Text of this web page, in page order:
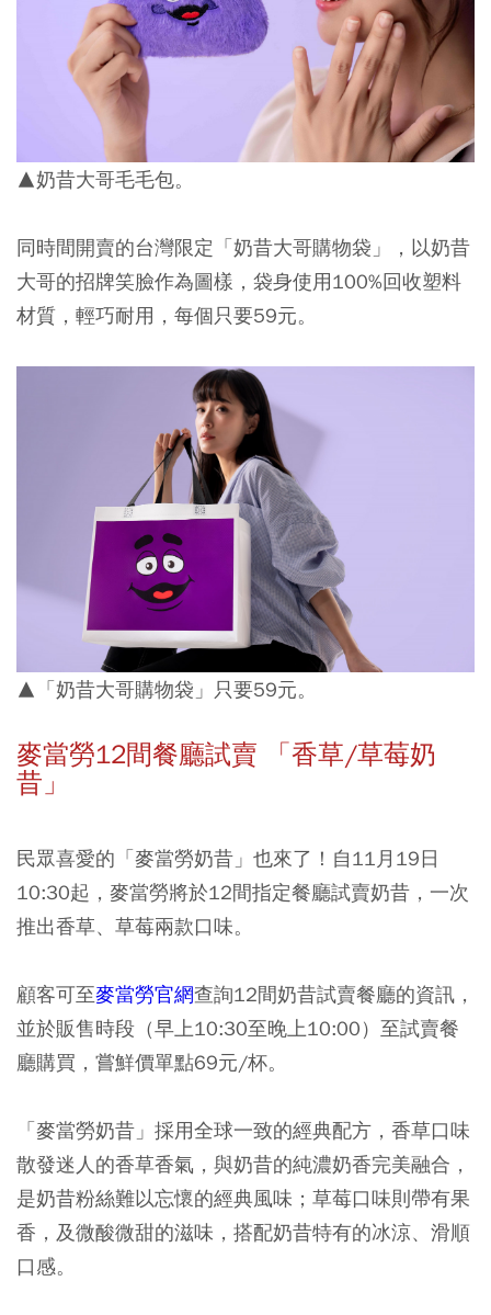
▲奶昔大哥毛毛包。
同時間開賣的台灣限定「奶昔大哥購物袋」
，以奶昔
大哥的招牌笑臉作為圖樣，袋身使用100%回收塑料
材質，輕巧耐用，每個只要59元。
▲「奶昔大哥購物袋」只要59元。
麥當勞12間餐廳試賣 「香草/草莓奶
昔」
民眾喜愛的「麥當勞奶昔」也來了！自11月19日
10:30起，麥當勞將於12間指定餐廳試賣奶昔，一次
推出香草、草莓兩款口味。
顧客可至麥當勞官網查詢12間奶昔試賣餐廳的資訊，
並於販售時段（早上10:30至晚上10:00）至試賣餐
廳購買，嘗鮮價單點69元/杯。
「麥當勞奶昔」採用全球一致的經典配方，香草口味
散發迷人的香草香氣，與奶昔的純濃奶香完美融合，
是奶昔粉絲難以忘懷的經典風味；草莓口味則帶有果
香，及微酸微甜的滋味，搭配奶昔特有的冰涼、滑順
口感。